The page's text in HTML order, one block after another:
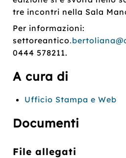
tre incontri nella Sala
Per informazioni:
settoreantico
0444 578211.
A cura di
Ufficio Stampa e Web
Documenti
File allegati